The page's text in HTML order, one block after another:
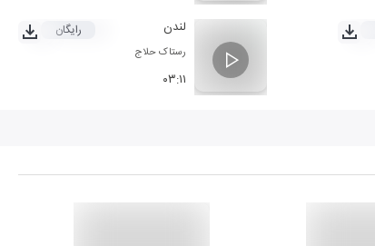
لندن
رستاک حلاج
۰۳:۱۱
رایگان